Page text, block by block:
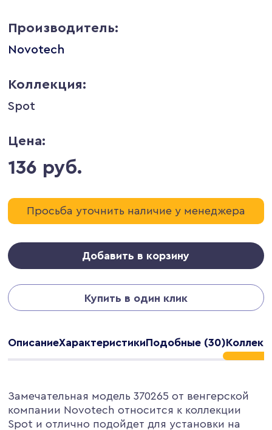
Производитель:
Novotech
Коллекция:
Spot
Цена:
136 руб.
Просьба уточнить наличие у менеджера
Добавить в корзину
Купить в один клик
ОписаниеХарактеристикиПодобные (30)
Замечательная модель 370265 от венгерской
компании Novotech относится к коллекции
Spot и отлично подойдет для установки на